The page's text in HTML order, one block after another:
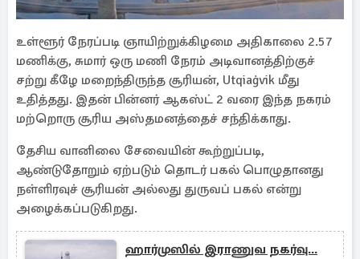
உள்ளூர் நேரப்படி ஞாயிற்றுக்கிழமை அதிகாலை 2.57
மணிக்கு, சுமார் ஒரு மணி நேரம் அடிவானத்திற்குச்
சற்று கீழே மறைந்திருந்த சூரியன், Utqiaġvik மீது
உதித்தது. இதன் பின்னர் ஆகஸ்ட் 2 வரை இந்த நகரம்
மற்றொரு சூரிய அஸ்தமனத்தைச் சந்திக்காது.
தேசிய வானிலை சேவையின் கூற்றுப்படி,
ஆண்டுதோறும் ஏற்படும் தொடர் பகல் பொழுதானது
நள்ளிரவுச் சூரியன் அல்லது துருவப் பகல் என்று
அழைக்கப்படுகிறது.
ஹார்முஸில் இராணுவ நகர்வு...